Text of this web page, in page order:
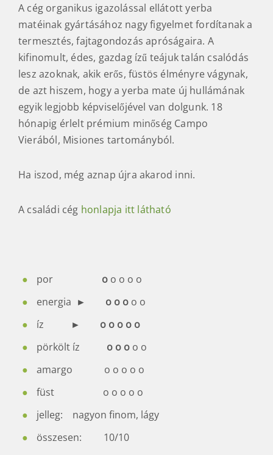
A cég organikus igazolással ellátott yerba
matéinak gyártásához nagy figyelmet fordítanak a
termesztés, fajtagondozás apróságaira. A
kifinomult, édes, gazdag ízű teájuk talán csalódás
lesz azoknak, akik erős, füstös élményre vágynak,
de azt hiszem, hogy a yerba mate új hullámának
egyik legjobb képviselőjével van dolgunk. 18
hónapig érlelt prémium minőség Campo
Vierából, Misiones tartományból.
Ha iszod, még aznap újra akarod inni.
A családi cég honlapja itt látható
por o o o o o
energia ►
o o o o o
íz ► o o o o o
pörkölt íz o o o o o
amargo
o o o o o
füst
o o o o o
jelleg: nagyon finom, lágy
összesen: 10/10